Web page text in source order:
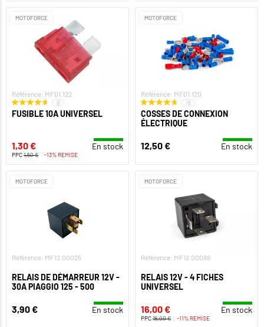
MOTOFORCE
Référence: MF01.122
9
FUSIBLE 10A UNIVERSEL
1,30 € En stock
PPC1,50 € -13% REMISE
MOTOFORCE
Référence: MF01.120
16
COSSES DE CONNEXION
ÉLECTRIQUE
12,50 € En stock
MOTOFORCE
Référence: MF12.00025
RELAIS DE DÉMARREUR 12V -
30A PIAGGIO 125 - 500
3,90 € En stock
MOTOFORCE
Référence: MF12.00088
RELAIS 12V - 4 FICHES
UNIVERSEL
16,00 € En stock
PPC18,00 € -11% REMISE